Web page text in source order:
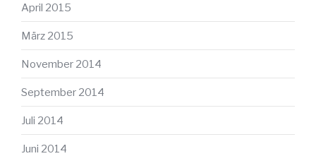
April 2015
März 2015
November 2014
September 2014
Juli 2014
Juni 2014